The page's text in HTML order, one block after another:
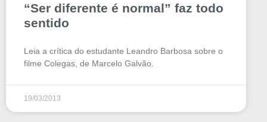
“Ser diferente é normal” faz todo
sentido
Leia a crítica do estudante Leandro Barbosa sobre o
filme Colegas, de Marcelo Galvão.
19/03/2013